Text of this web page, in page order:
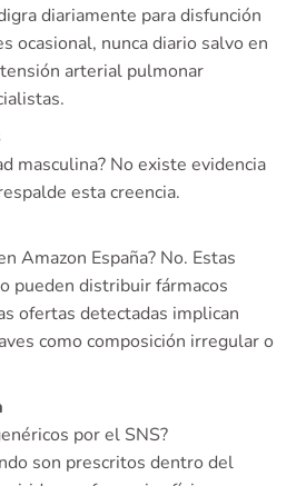
diariamente para disfunción
ocasional, nunca diario salvo en
arterial pulmonar
masculina? No existe evidencia
esta creencia.
Amazon España? No. Estas
pueden distribuir fármacos
ofertas detectadas implican
como composición irregular o
por el SNS?
son prescritos dentro del